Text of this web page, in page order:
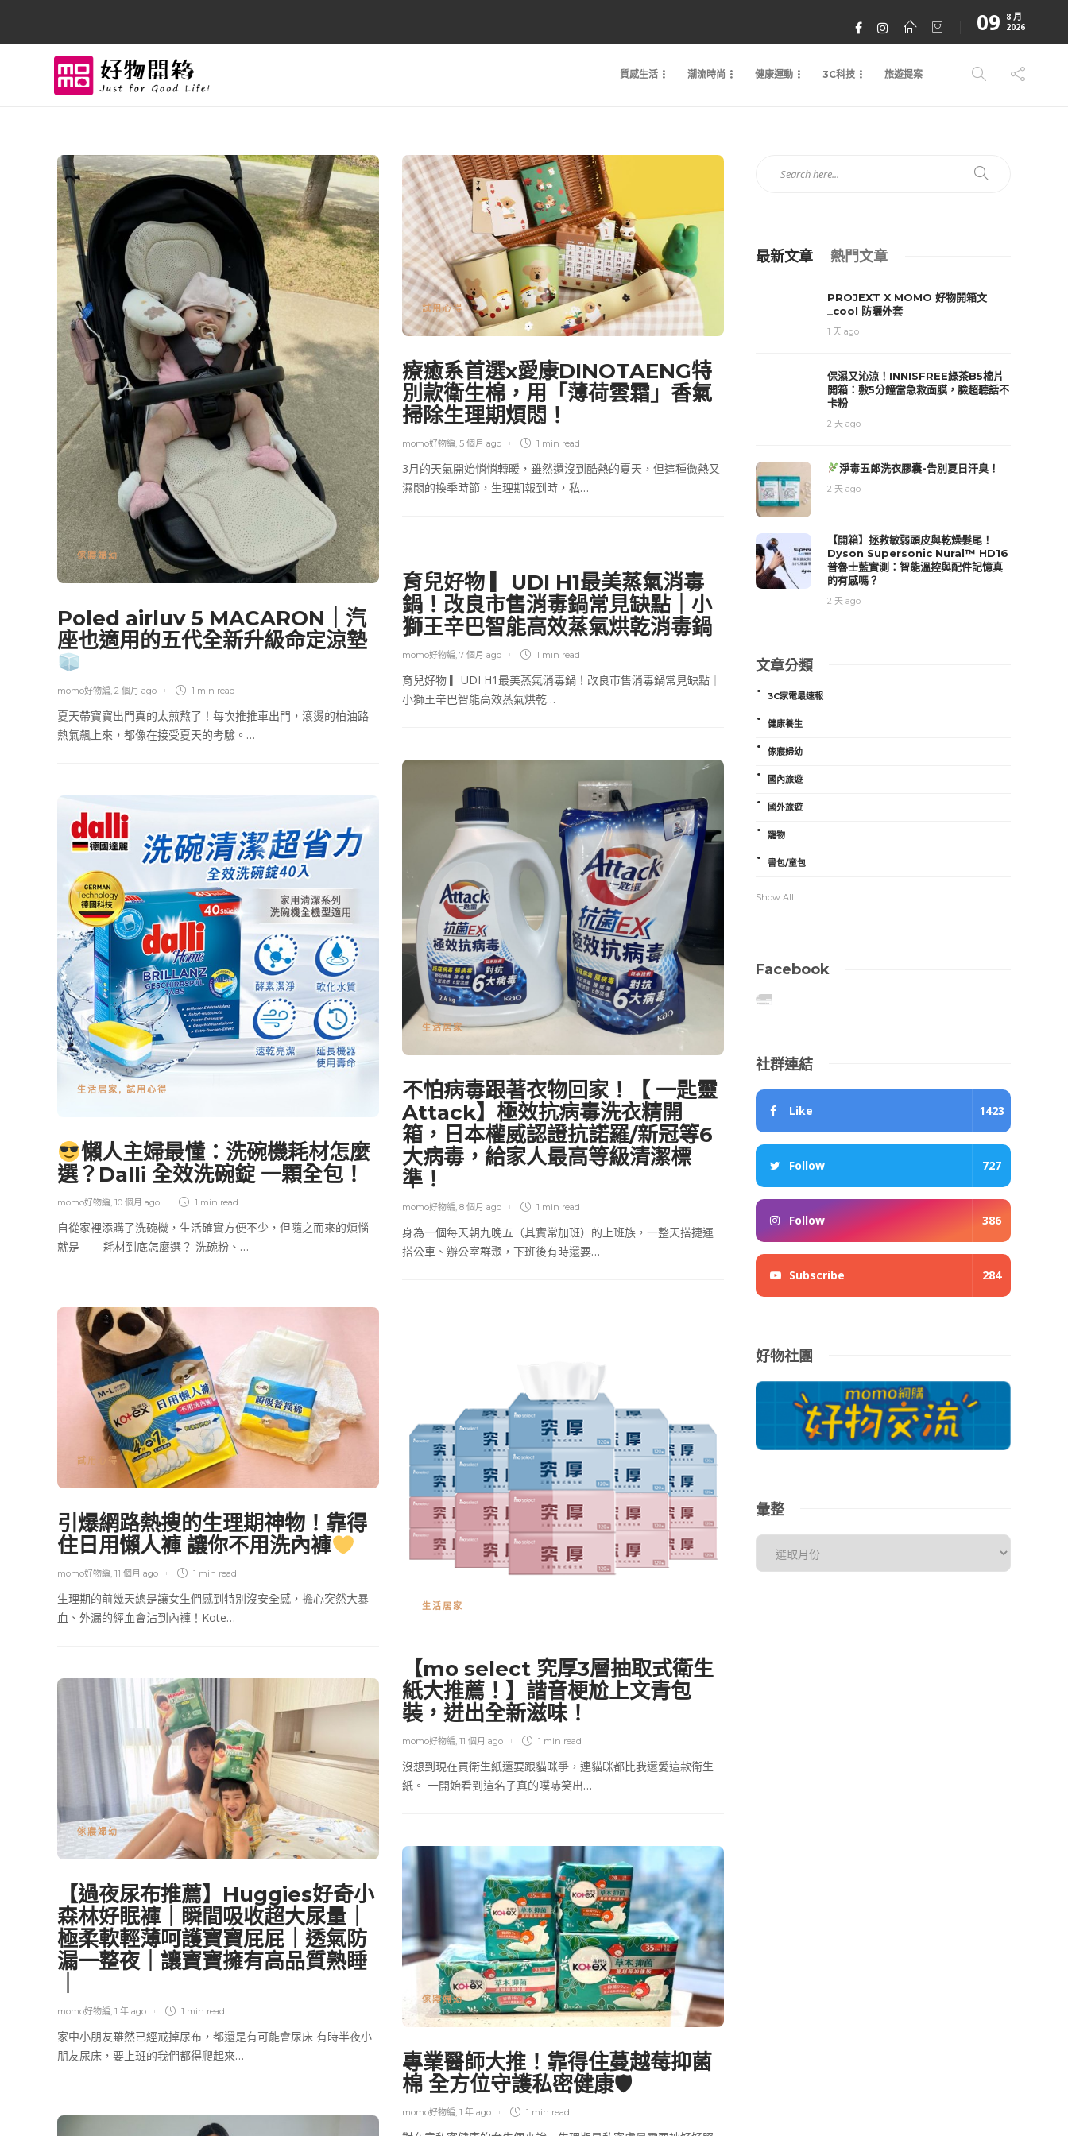
09 8 月
2026
質感生活 潮流時尚 健康運動 3C科技 旅遊提案
傢寢婦幼
Poled airluv 5 MACARON｜汽
座也適用的五代全新升級命定涼墊
momo好物編, 2 個月 ago 1 min read
夏天帶寶寶出門真的太煎熬了！每次推推車出門，滾燙的柏油路
熱氣飆上來，都像在接受夏天的考驗。…
試用心得
療癒系首選x愛康DINOTAENG特
別款衛生棉，用「薄荷雲霜」香氣
掃除生理期煩悶！
momo好物編 5 個月 ago 1 min read
3月的天氣開始悄悄轉暖，雖然還沒到酷熱的夏天，但這種微熱又
濕悶的換季時節，生理期報到時，私…
育兒好物 ▎UDI H1最美蒸氣消毒
鍋！改良市售消毒鍋常見缺點｜小
獅王辛巴智能高效蒸氣烘乾消毒鍋
momo好物編, 7 個月 ago 1 min read
育兒好物 ▎UDI H1最美蒸氣消毒鍋！改良市售消毒鍋常見缺點｜
小獅王辛巴智能高效蒸氣烘乾…
生活居家
不怕病毒跟著衣物回家！【 一匙靈
Attack】極效抗病毒洗衣精開
箱，日本權威認證抗諾羅/新冠等6
大病毒，給家人最高等級清潔標
準！
momo好物編, 8 個月 ago 1 min read
身為一個每天朝九晚五（其實常加班）的上班族，一整天搭捷運
搭公車、辦公室群聚，下班後有時還要…
生活居家 , 試用心得
懶人主婦最懂：洗碗機耗材怎麼
選？Dalli 全效洗碗錠 一顆全包！
momo好物編, 10 個月 ago 1 min read
自從家裡添購了洗碗機，生活確實方便不少，但隨之而來的煩惱
就是——耗材到底怎麼選？ 洗碗粉、…
試用心得
引爆網路熱搜的生理期神物！靠得
住日用懶人褲 讓你不用洗內褲
momo好物編, 11 個月 ago 1 min read
生理期的前幾天總是讓女生們感到特別沒安全感，擔心突然大暴
血、外漏的經血會沾到內褲！Kote…
生活居家
【mo select 究厚3層抽取式衛生
紙大推薦！】諧音梗尬上文青包
裝，迸出全新滋味！
momo好物編 11 個月 ago 1 min read
沒想到現在買衛生紙還要跟貓咪爭，連貓咪都比我還愛這款衛生
紙。 一開始看到這名子真的噗哧笑出…
傢寢婦幼
【過夜尿布推薦】Huggies好奇小
森林好眠褲｜瞬間吸收超大尿量｜
極柔軟輕薄呵護寶寶屁屁｜透氣防
漏一整夜｜讓寶寶擁有高品質熟睡
momo好物編 1 年 ago 1 min read
家中小朋友雖然已經戒掉尿布，都還是有可能會尿床 有時半夜小
朋友尿床，要上班的我們都得爬起來…
傢寢婦幼
專業醫師大推！靠得住蔓越莓抑菌
棉 全方位守護私密健康🛡
momo好物編 1 年 ago 1 min read
最新文章 熱門文章
PROJEXT X MOMO 好物開箱文
_cool 防曬外套
1 天 ago
保濕又沁涼！INNISFREE綠茶B5棉片
開箱：敷5分鐘當急救面膜，臉超聽話不
卡粉
2 天 ago
淨毒五郎洗衣膠囊-告別夏日汗臭！
2 天 ago
【開箱】拯救敏弱頭皮與乾燥髮尾！
Dyson Supersonic Nural™ HD16
普魯士藍實測：智能溫控與配件記憶真
的有感嗎？
2 天 ago
文章分類
3C家電最速報
健康養生
傢寢婦幼
國內旅遊
國外旅遊
寵物
書包/童包
Show All
Facebook
社群連結
Like 1423
Follow 727
Follow 386
Subscribe 284
好物社團
彙整